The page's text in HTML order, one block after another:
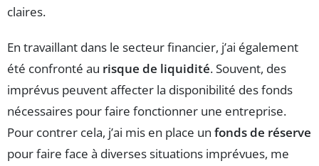
claires.
En travaillant dans le secteur financier, j’ai également
été confronté au risque de liquidité. Souvent, des
imprévus peuvent affecter la disponibilité des fonds
nécessaires pour faire fonctionner une entreprise.
Pour contrer cela, j’ai mis en place un fonds de réserve
pour faire face à diverses situations imprévues, me